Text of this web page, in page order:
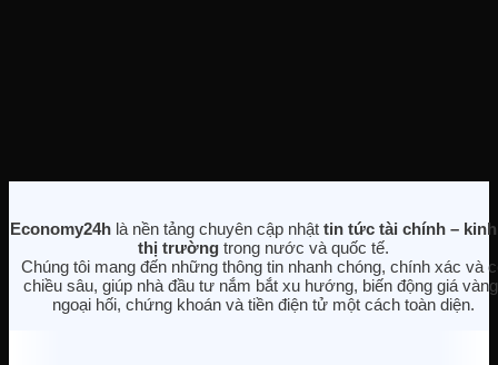
Economy24h là nền tảng chuyên cập nhậttin tức tài chính –
thị trườngtrong nước và quốc tế.
Chúng tôi mang đến những thông tin nhanh chóng, chính xác và
chiều sâu, giúp nhà đầu tư nắm bắt xu hướng, biến động giá
ngoại hối, chứng khoán và tiền điện tử một cách toàn diện.